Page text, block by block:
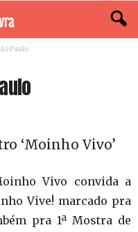
Paulo
‘Moinho Vivo’
Vivo convida a
Vive! marcado pra
pra 1ª Mostra de